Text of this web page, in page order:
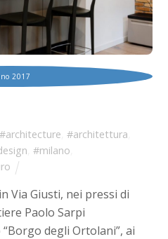
2017
#architecture #architettura
,#milano
Via Giusti, nei pressi di
Paolo Sarpi
degli Ortolani”, ai